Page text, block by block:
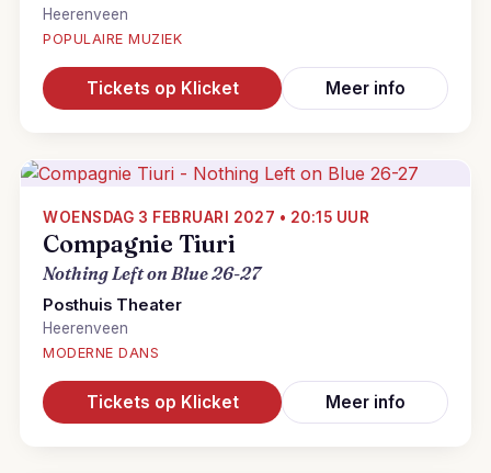
Heerenveen
POPULAIRE MUZIEK
Tickets op Klicket Meer info
WOENSDAG 3 FEBRUARI 2027 • 20:15 UUR
Compagnie Tiuri
Nothing Left on Blue 26-27
Posthuis Theater
Heerenveen
MODERNE DANS
Tickets op Klicket Meer info